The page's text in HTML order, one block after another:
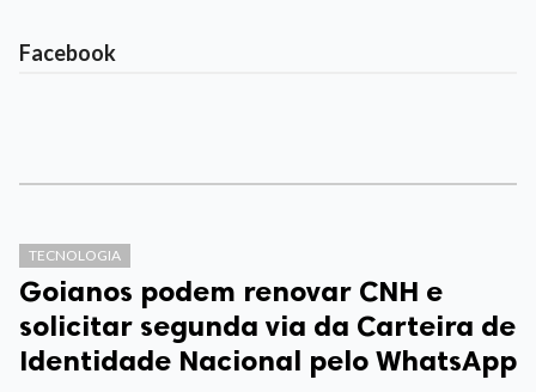
Facebook
TECNOLOGIA
Goianos podem renovar CNH e
solicitar segunda via da Carteira de
Identidade Nacional pelo WhatsApp